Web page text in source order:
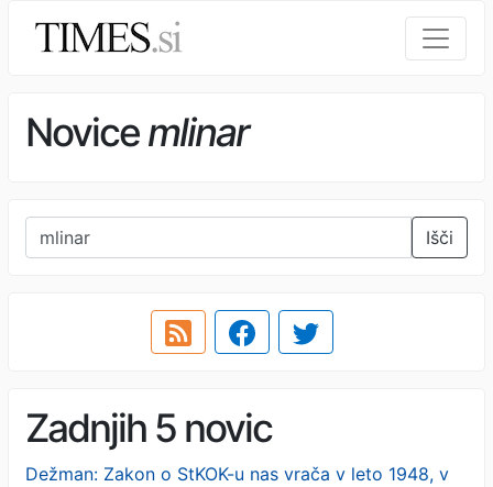
Novicemlinar
Išči
Zadnjih 5 novic
Dežman: Zakon o StKOK-u nas vrača v leto 1948, v